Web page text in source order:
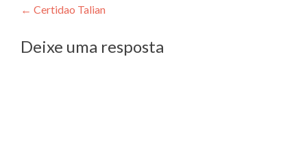
Navegação
de
Post
← Certidao Talian
Deixe uma resposta